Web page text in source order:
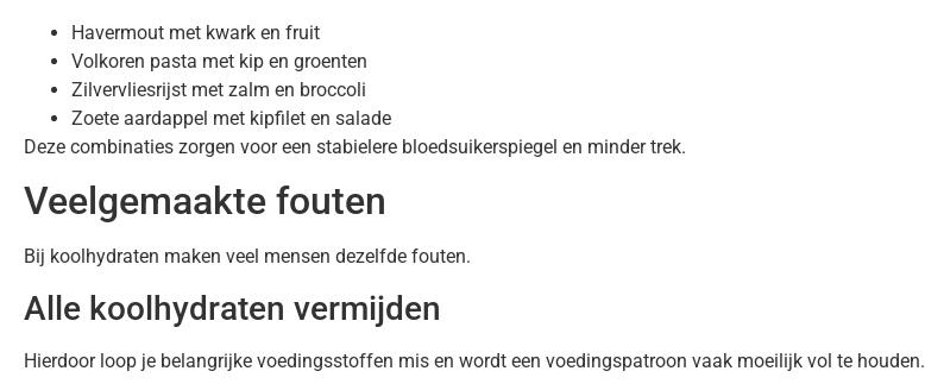
Havermout met kwark en fruit
Volkoren pasta met kip en groenten
Zilvervliesrijst met zalm en broccoli
Zoete aardappel met kipfilet en salade
Deze combinaties zorgen voor een stabielere bloedsuikerspiegel en minder trek.
Veelgemaakte fouten
Bij koolhydraten maken veel mensen dezelfde fouten.
Alle koolhydraten vermijden
Hierdoor loop je belangrijke voedingsstoffen mis en wordt een voedingspatroon vaak moeilijk vol te houden.